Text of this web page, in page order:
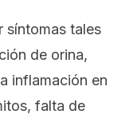
síntomas tales
de orina,
inflamación en
falta de